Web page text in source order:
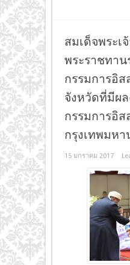
สมเด็จพระเ
พระราชทา
กรรมการอิส
จังหวัดที่มีผ
กรรมการอิส
กรุงเทพมหา
15 มกราคม 2017